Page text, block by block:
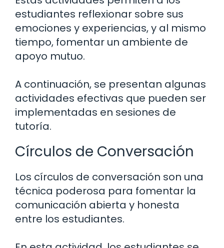
estudiantes reflexionar sobre sus
emociones y experiencias, y al mismo
tiempo, fomentar un ambiente de
apoyo mutuo.
A continuación, se presentan algunas
actividades efectivas que pueden ser
implementadas en sesiones de
tutoría.
Círculos de Conversación
Los círculos de conversación son una
técnica poderosa para fomentar la
comunicación abierta y honesta
entre los estudiantes.